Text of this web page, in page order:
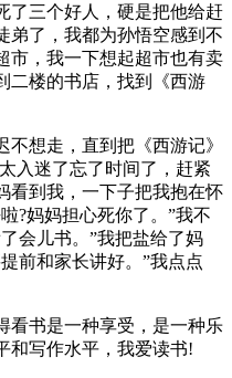
了三个好人，硬是把他给赶
弟了，我都为孙悟空感到不
市，我一下想起超市也有卖
二楼的书店，找到《西游
想走，直到把《西游记》
入迷了忘了时间了，赶紧
看到我，一下子把我抱在怀
?妈妈担心死你了。”我不
会儿书。”我把盐给了妈
前和家长讲好。”我点点
看书是一种享受，是一种乐
和写作水平，我爱读书!